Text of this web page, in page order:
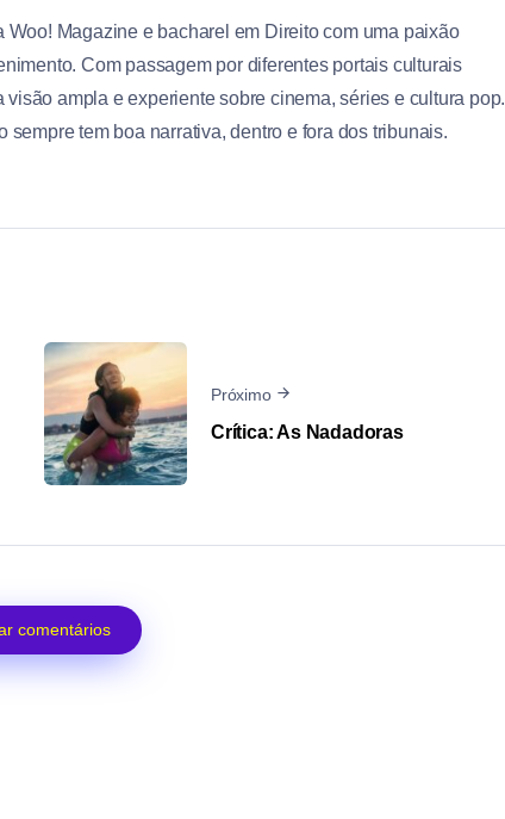
Magazine e bacharel em Direito com uma paixão
Com passagem por diferentes portais culturais
visão ampla e experiente sobre cinema, séries e cultura pop.
sempre tem boa narrativa, dentro e fora dos tribunais.
Próximo
Crítica: As Nadadoras
comentários